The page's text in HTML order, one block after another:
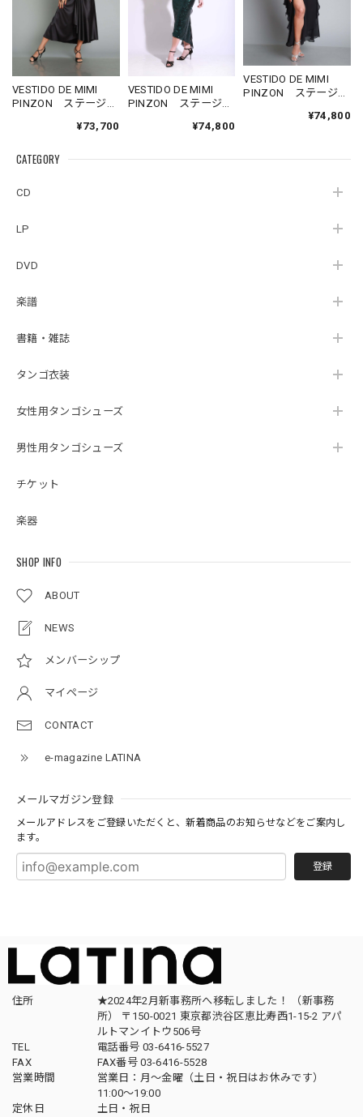
CATEGORY
CD
LP
DVD
楽譜
書籍・雑誌
タンゴ衣装
女性用タンゴシューズ
男性用タンゴシューズ
チケット
楽器
SHOP INFO
ABOUT
NEWS
メンバーシップ
マイページ
CONTACT
e-magazine LATINA
メールマガジン登録
メールアドレスをご登録いただくと、新着商品のお知らせなどをご案内し
ます。
登録
VESTIDO DE MIMI
PINZON ステージ
ート長袖ドレス¥73,700
VESTIDO DE MIMI
PINZON ステージ
＆緑スパンコール長
¥74,800
VESTIDO DE MIMI
PINZON ステージ
¥74,800
住所
★2024年2月新事務所へ移転しました！ （新事務
所） 〒150-0021 東京都渋谷区恵比寿西1-15-2 アパ
ルトマンイトウ506号
TEL
電話番号 03-6416-5527
FAX
FAX番号 03-6416-5528
営業時間
営業日：月〜金曜（土日・祝日はお休みです）
11:00〜19:00
定休日
土日・祝日